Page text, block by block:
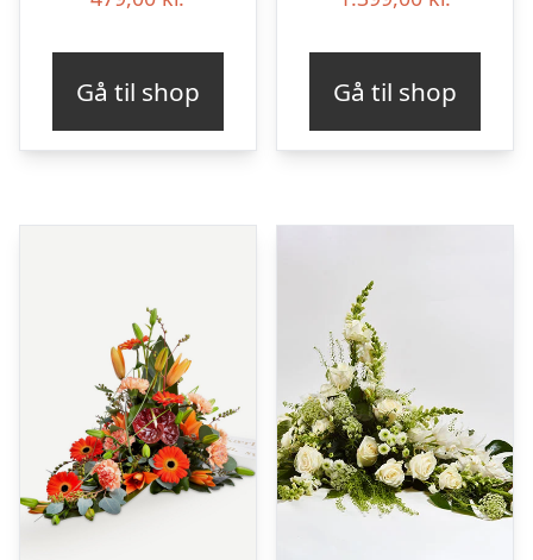
Gå til shop Gå til shop